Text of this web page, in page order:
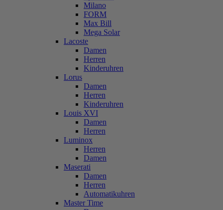
Milano
FORM
Max Bill
Mega Solar
Lacoste
Damen
Herren
Kinderuhren
Lorus
Damen
Herren
Kinderuhren
Louis XVI
Damen
Herren
Luminox
Herren
Damen
Maserati
Damen
Herren
Automatikuhren
Master Time